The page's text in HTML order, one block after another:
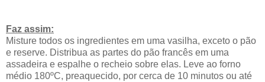
Faz assim:
Misture todos os ingredientes em uma vasilha, exceto o pão
e reserve. Distribua as partes do pão francês em uma
assadeira e espalhe o recheio sobre elas. Leve ao forno
médio 180ºC, preaquecido, por cerca de 10 minutos ou até